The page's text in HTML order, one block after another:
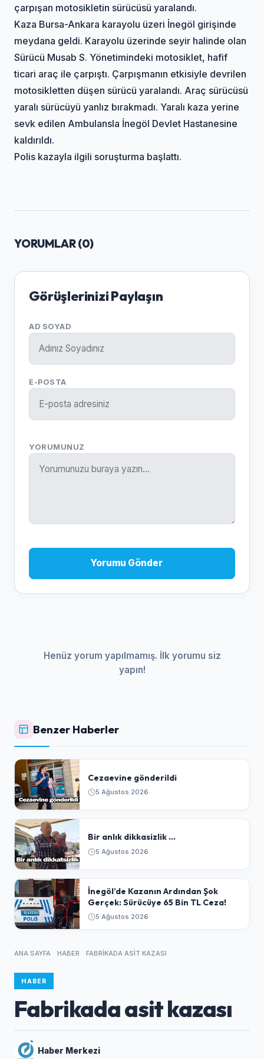
çarpışan motosikletin sürücüsü yaralandı.
Kaza Bursa-Ankara karayolu üzeri İnegöl girişinde
meydana geldi. Karayolu üzerinde seyir halinde olan
Sürücü Musab S. Yönetimindeki motosiklet, hafif
ticari araç ile çarpıştı. Çarpışmanın etkisiyle devrilen
motosikletten düşen sürücü yaralandı. Araç sürücüsü
yaralı sürücüyü yanlız bırakmadı. Yaralı kaza yerine
sevk edilen Ambulansla İnegöl Devlet Hastanesine
kaldırıldı.
Polis kazayla ilgili soruşturma başlattı.
YORUMLAR (0)
Görüşlerinizi Paylaşın
AD SOYAD
E-POSTA
YORUMUNUZ
Yorumu Gönder
Henüz yorum yapılmamış. İlk yorumu siz
yapın!
Benzer Haberler
Cezaevine gönderildi
5 Ağustos 2026
Bir anlık dikkasizlik ...
5 Ağustos 2026
​İnegöl’de Kazanın Ardından Şok
Gerçek: Sürücüye 65 Bin TL Ceza!
5 Ağustos 2026
ANA SAYFA HABER FABRIKADA ASIT KAZASI
HABER
Fabrikada asit kazası
Haber Merkezi